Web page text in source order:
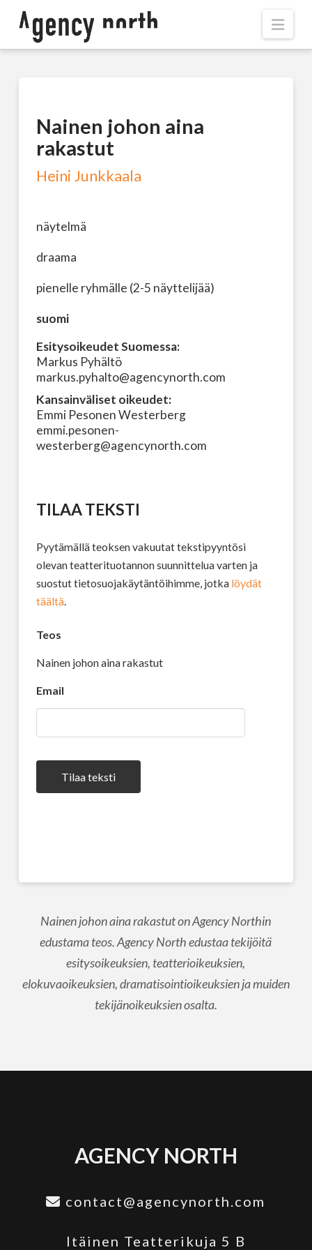
Nainen johon aina
rakastut
Heini Junkkaala
näytelmä
draama
pienelle ryhmälle (2-5 näyttelijää)
suomi
Esitysoikeudet Suomessa:
Markus Pyhältö
markus.pyhalto@agencynorth.com
Kansainväliset oikeudet:
Emmi Pesonen Westerberg
emmi.pesonen-
westerberg@agencynorth.com
TILAA TEKSTI
Pyytämällä teoksen vakuutat tekstipyyntösi
olevan teatterituotannon suunnittelua varten ja
suostut tietosuojakäytäntöihimme, jotka löydät
täältä.
Teos
Nainen johon aina rakastut
Email
Tilaa teksti
Nainen johon aina rakastut on Agency Northin
edustama teos. Agency North edustaa tekijöitä
esitysoikeuksien, teatterioikeuksien,
elokuvaoikeuksien, dramatisointioikeuksien ja muiden
tekijänoikeuksien osalta.
AGENCY NORTH
contact@agencynorth.com
Itäinen Teatterikuja 5 B